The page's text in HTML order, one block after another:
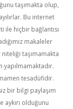
taşımakta olup,
Bu internet
ile hiçbir bağlantısı
makaleler
taşımamakta
yapılmamaktadır.
tesadüfidir.
bir bilgi paylaşım
olduğunu